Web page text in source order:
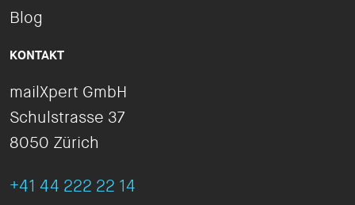
Blog
KONTAKT
mailXpert GmbH
Schulstrasse 37
8050 Zürich
+41 44 222 22 14